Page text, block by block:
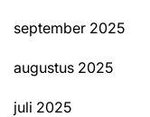
september 2025
augustus 2025
juli 2025